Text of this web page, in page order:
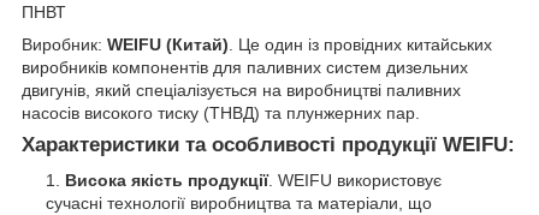
ПНВТ
Виробник: WEIFU (Китай) . Це один із провідних китайських
виробників компонентів для паливних систем дизельних
двигунів, який спеціалізується на виробництві паливних
насосів високого тиску (ТНВД) та плунжерних пар.
Характеристики та особливості продукції WEIFU:
Висока якість продукції. WEIFU використовує
сучасні технології виробництва та матеріали, що